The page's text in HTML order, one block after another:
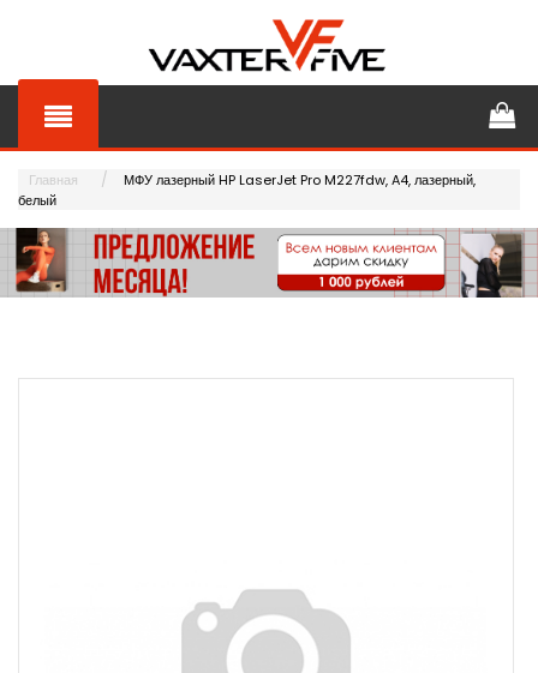
Главная
МФУ лазерный HP LaserJet Pro M227fdw, A4, лазерный,
белый